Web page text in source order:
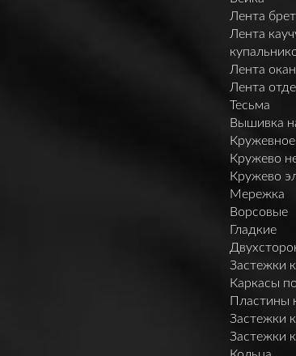
Лента
Лента
Лента
Лента
Тесьма
Вышивка
Кружево
Кружево
Мережка
Ворсовые
Гладкие
Застежки
Каркасы
Пластины
Застежки
Застежки